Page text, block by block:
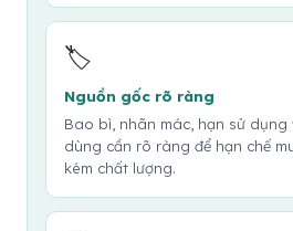
🏷️
Nguồn gốc rõ ràng
Bao bì, nhãn mác, hạn sử
dùng cần rõ ràng để hạn chế
kém chất lượng.